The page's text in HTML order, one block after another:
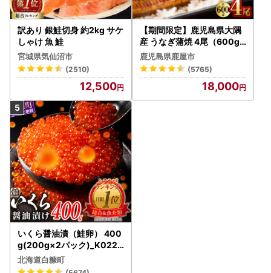
訳あり 銀鮭切身 約2kg サケ
しゃけ 魚 鮭
宮城県気仙沼市
(2510)
12,500
【期間限定】鹿児島県大隅
産 うなぎ蒲焼 4尾（600g
） KN007-004-04-cp18
うなぎ 鰻 魚 惣菜 総菜
鹿児島県鹿屋市
(5765)
18,000
いくら醤油漬（鮭卵） 400
g(200g×2パック)_K022-
1676
北海道白糠町